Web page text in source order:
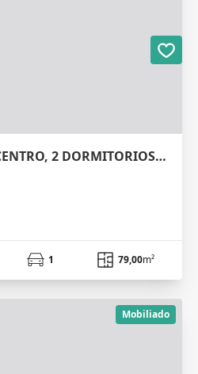
APARTAMENTO NO CENTRO, 2 DORMITORIOS, 79M²
1 79,00m²
Mobiliado